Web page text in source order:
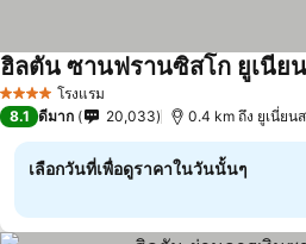
4 ดาว โรงแรม
ฮิลตัน ซานฟรานซิสโก ยูเนีย
8.1 ดีมาก 20,033 0.4 km ถึง ยูเนี่ยน
เลือกวันที่เพื่อดูราคาในวันนั้นๆ